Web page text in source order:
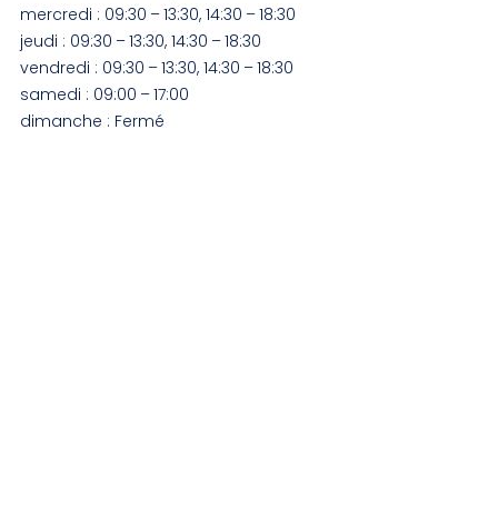
mercredi : 09:30 – 13:30, 14:30 – 18:30
jeudi : 09:30 – 13:30, 14:30 – 18:30
vendredi : 09:30 – 13:30, 14:30 – 18:30
samedi : 09:00 – 17:00
dimanche : Fermé